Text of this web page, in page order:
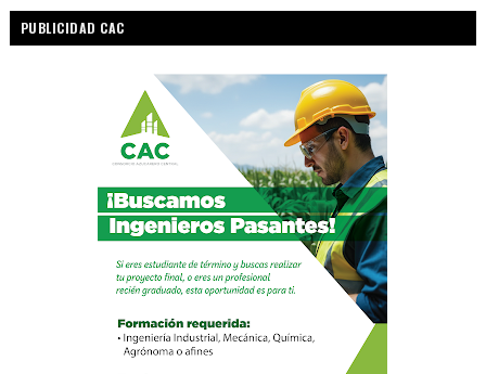
PUBLICIDAD CAC